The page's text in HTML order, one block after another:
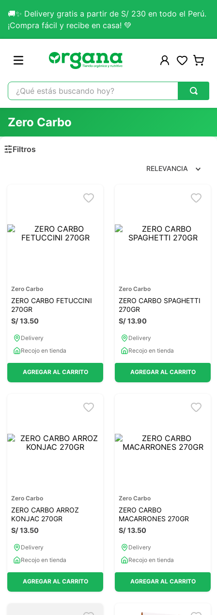
🚚✨ Delivery gratis a partir de S/ 230 en todo el Perú.
¡Compra fácil y recibe en casa! 💚
¿Qué estás buscando hoy?
1.
omega 3
2.
citrato magnesio
glicinato magnesio
Zero Carbo
RELEVANCIA
Zero Carbo
ZERO CARBO FETUCCINI
270GR
S/13.50
Delivery
Recojo en tienda
AGREGAR AL CARRITO
Zero Carbo
ZERO CARBO SPAGHETTI
270GR
S/13.90
Delivery
Recojo en tienda
AGREGAR AL CARRITO
Zero Carbo
ZERO CARBO ARROZ
KONJAC 270GR
S/13.50
Delivery
Recojo en tienda
AGREGAR AL CARRITO
Zero Carbo
ZERO CARBO
MACARRONES 270GR
S/13.50
Delivery
Recojo en tienda
AGREGAR AL CARRITO